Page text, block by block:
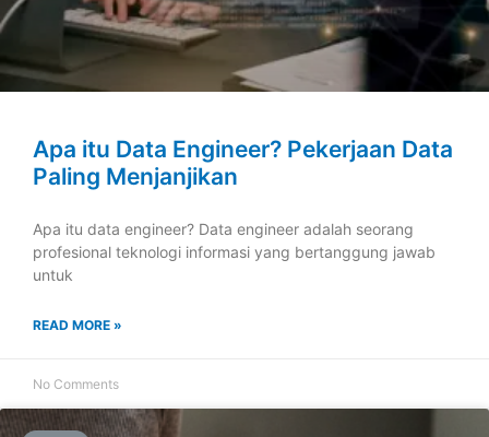
Apa itu Data Engineer? Pekerjaan Data
Paling Menjanjikan
Apa itu data engineer? Data engineer adalah seorang
profesional teknologi informasi yang bertanggung jawab
untuk
READ MORE »
No Comments